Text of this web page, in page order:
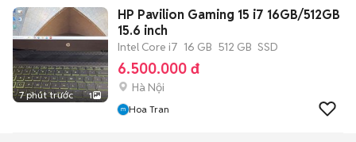
7 phút trước 1
HP Pavilion Gaming 15 i7 16GB/512GB
15.6 inch
Intel Core i7 16 GB 512 GB SSD
6.500.000 đ
Hà Nội
Hoa Tran